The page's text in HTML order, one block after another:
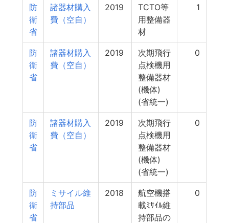
防
衛
省
諸器材購入
費（空自）
2019
TCTO等
用整備器
材
1
防
衛
省
諸器材購入
費（空自）
2019
次期飛行
点検機用
整備器材
(機体)
(省統一)
0
防
衛
省
諸器材購入
費（空自）
2019
次期飛行
点検機用
整備器材
(機体)
(省統一)
0
防
衛
省
ミサイル維
持部品
2018
航空機搭
載ﾐｻｲﾙ維
持部品の
0